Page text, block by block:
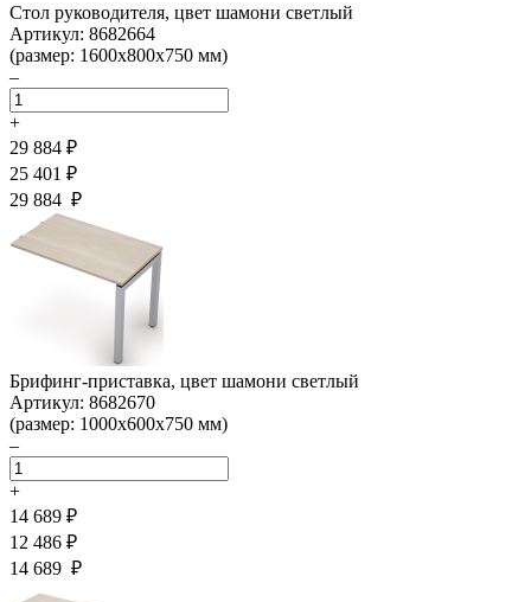
Стол руководителя, цвет шамони светлый
Артикул: 8682664
(размер: 1600х800х750 мм)
–
+
29 884 ₽
25 401 ₽
29 884 ₽
Брифинг-приставка, цвет шамони светлый
Артикул: 8682670
(размер: 1000х600х750 мм)
–
+
14 689 ₽
12 486 ₽
14 689 ₽